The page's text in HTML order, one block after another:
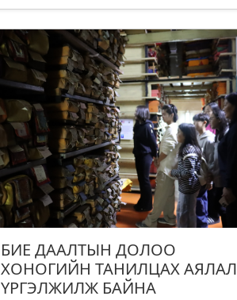
БИЕ ДААЛТЫН ДОЛОО
ХОНОГИЙН ТАНИЛЦАХ АЯЛАЛ
ҮРГЭЛЖИЛЖ БАЙНА